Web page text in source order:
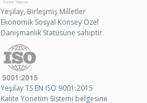
Yeşilay, Birleşmiş Milletler
Ekonomik Sosyal Konsey Özel
Danışmanlık Statüsüne sahiptir.
Yeşilay TS EN ISO 9001:2015
Kalite Yönetim Sistemi belgesine